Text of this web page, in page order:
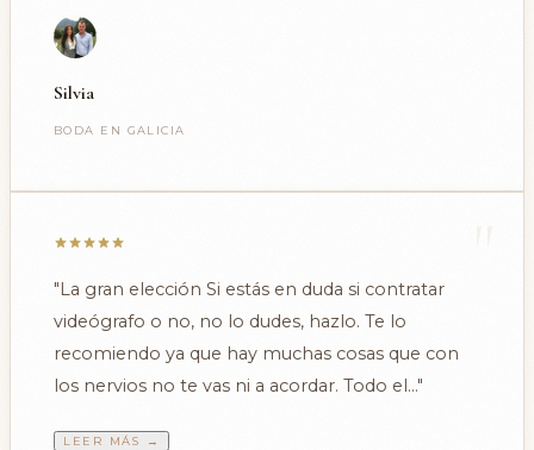
Silvia
BODA EN GALICIA
"
"La gran elección Si estás en duda si contratar
videógrafo o no, no lo dudes, hazlo. Te lo
recomiendo ya que hay muchas cosas que con
los nervios no te vas ni a acordar. Todo el..."
LEER MÁS →